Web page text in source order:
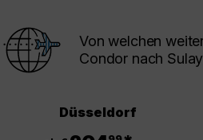
Von welchen
Condor nach
Düsseldorf